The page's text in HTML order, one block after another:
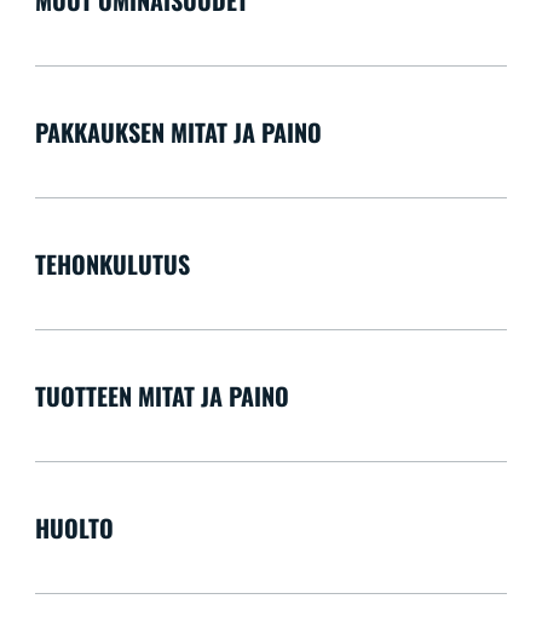
PAKKAUKSEN MITAT JA PAINO
TEHONKULUTUS
TUOTTEEN MITAT JA PAINO
HUOLTO